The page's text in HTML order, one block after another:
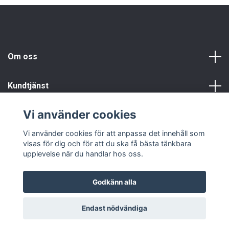
Om oss
Kundtjänst
© 2026 Fyndgren
Vi använder cookies
Vi använder cookies för att anpassa det innehåll som
visas för dig och för att du ska få bästa tänkbara
upplevelse när du handlar hos oss.
Godkänn alla
Endast nödvändiga